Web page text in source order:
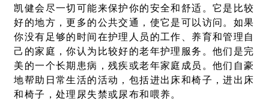
凯健会尽一切可能来保护你的安全和舒适。它是比较
好的地方，更多的公共交通，使它是可以访问。如果
你没有足够的时间在护理人员的工作、养育和管理自
己的家庭，你认为比较好的老年护理服务。他们是完
美的一个长期患病，残疾或老年家庭成员。他们自豪
地帮助日常生活的活动，包括进出床和椅子，进出床
和椅子，处理尿失禁或尿布和喂养。